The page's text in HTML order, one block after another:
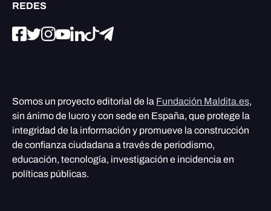
REDES
Somos un proyecto editorial de la Fundación Maldita.es,
sin ánimo de lucro y con sede en España, que protege la
integridad de la información y promueve la construcción
de confianza ciudadana a través de periodismo,
educación, tecnología, investigación e incidencia en
políticas públicas.